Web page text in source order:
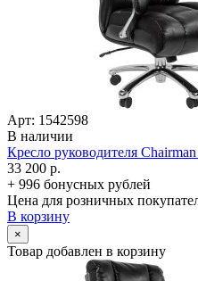
Арт: 1542598
В наличии
Кресло руководителя
33 200 р.
+ 996 бонусных рублей
Цена для розничных
В корзину
×
Товар добавлен в корзину